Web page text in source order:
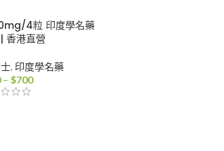
4粒 印度學名藥
香港直營
, 印度學名藥
– $700價